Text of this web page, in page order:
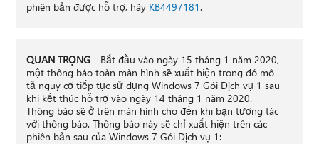
phiên bản được hỗ trợ, hãy KB4497181 .
QUAN TRỌNGBắt đầu vào ngày 15 tháng 1 năm 2020,
một thông báo toàn màn hình sẽ xuất hiện trong đó mô
tả nguy cơ tiếp tục sử dụng Windows 7 Gói Dịch vụ 1 sau
khi kết thúc hỗ trợ vào ngày 14 tháng 1 năm 2020.
Thông báo sẽ ở trên màn hình cho đến khi bạn tương tác
với thông báo. Thông báo này sẽ chỉ xuất hiện trên các
phiên bản sau của Windows 7 Gói Dịch vụ 1: